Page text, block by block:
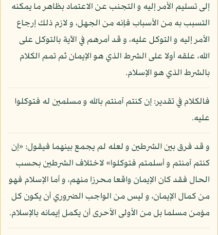
إلى تسليم الأمر إليه و التجنب عن الاعتماد بظاهر ما يمكنه
التسبب به من الأسباب فإنه من الجهل، و لازم ذلك إرجاع
الأمر إليه و التوكل عليه، و قد أمرهم في الآية بالتوكل على
الله، علقه أولا على الشرط الذي هو الإيمان ثم تمم الكلام
بالشرط الذي هو الإسلام.
فالكلام في تقدير: إن كنتم آمنتم بالله و مسلمين له فتوكلوا
عليه.
و قد فرق بين الشرطين و لعله لم يجمع بينهما فيقول: «إن
كنتم آمنتم و أسلمتم فتوكلوا» لاختلاف الشرطين بحسب
الحال فقد كان الإيمان واقعا محرزا منهم، و أما الإسلام فهو
من كمال الإيمان، و ليس من الواجب الضروري أن يكون كل
مؤمن مسلما بل من الأولى الأحرى أن يكمل إيمانه بالإسلام.